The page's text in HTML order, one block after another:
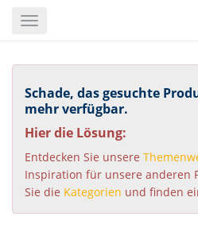
content
Toggle
Schade, das gesuchte
mehr verfügbar.
Hier die Lösung:
Entdecken Sie unsere
Inspiration für unsere anderen
Sie die Kategorien und finden